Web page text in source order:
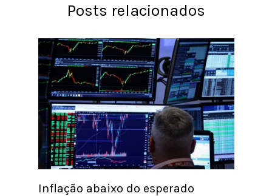
Posts relacionados
Inflação abaixo do esperado